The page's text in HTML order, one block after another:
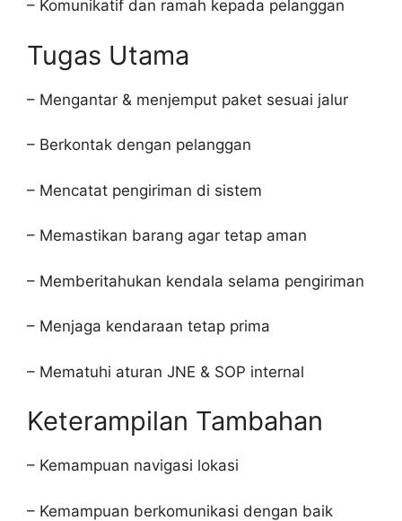
– Komunikatif dan ramah kepada pelanggan
Tugas Utama
– Mengantar & menjemput paket sesuai jalur
– Berkontak dengan pelanggan
– Mencatat pengiriman di sistem
– Memastikan barang agar tetap aman
– Memberitahukan kendala selama pengiriman
– Menjaga kendaraan tetap prima
– Mematuhi aturan JNE & SOP internal
Keterampilan Tambahan
– Kemampuan navigasi lokasi
– Kemampuan berkomunikasi dengan baik